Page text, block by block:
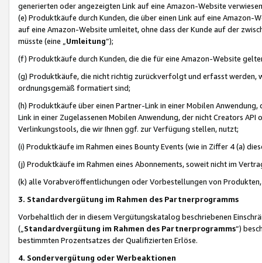
generierten oder angezeigten Link auf eine Amazon-Website
(e) Produktkäufe durch Kunden, die über einen Link auf eine
auf eine Amazon-Website umleitet, ohne dass der Kunde auf der
müsste (eine „ Umleitung“);
(f) Produktkäufe durch Kunden, die die für eine Amazon-Website
(g) Produktkäufe, die nicht richtig zurückverfolgt und erfasst werden,
ordnungsgemäß formatiert sind;
(h) Produktkäufe über einen Partner-Link in einer Mobilen
Link in einer Zugelassenen Mobilen Anwendung, der nicht Creators
Verlinkungstools, die wir Ihnen ggf. zur Verfügung stellen, nutzt;
(i) Produktkäufe im Rahmen eines Bounty Events (wie in Ziffer 4 (a)
(j) Produktkäufe im Rahmen eines Abonnements, soweit nicht im
(k) alle Vorabveröffentlichungen oder Vorbestellungen von
3. Standardvergütung im Rahmen des Partnerprogramms
Vorbehaltlich der in diesem Vergütungskatalog beschriebenen
(„ Standardvergütung im Rahmen des Partnerprogramms“)
bestimmten Prozentsatzes der Qualifizierten Erlöse.
4. Sondervergütung oder Werbeaktionen